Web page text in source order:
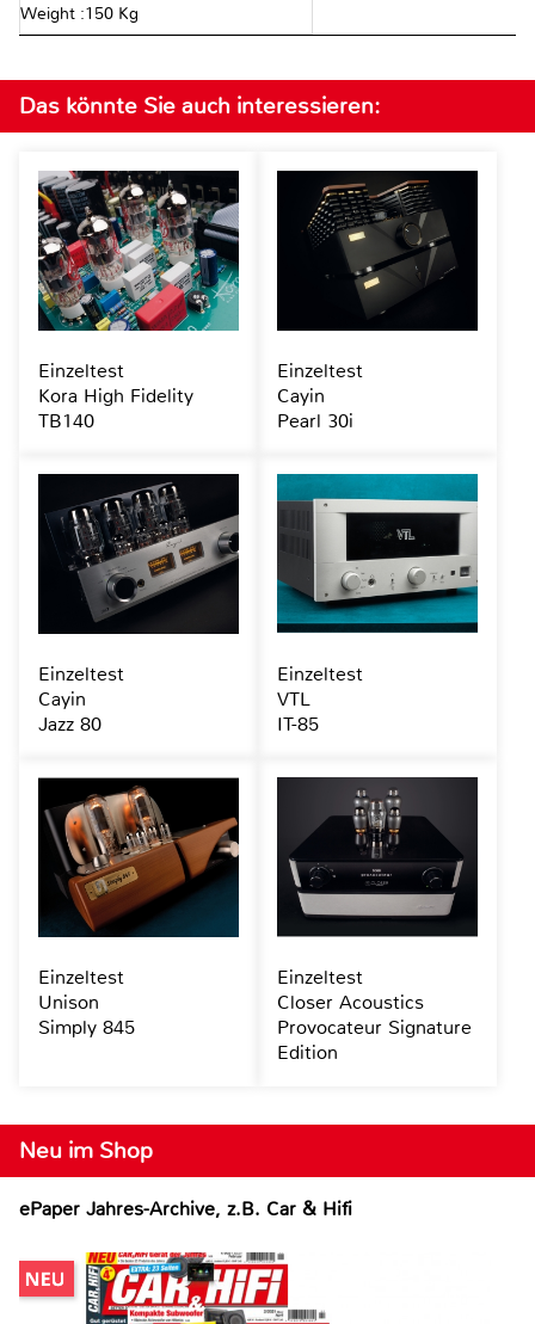
Weight :150 Kg
Neu im Shop
ePaper Jahres-Archive, z.B. Car & Hifi
Das könnte Sie auch interessieren:
Einzeltest
Kora High Fidelity
TB140
Einzeltest
Cayin
Pearl 30i
Einzeltest
Cayin
Jazz 80
Einzeltest
VTL
IT-85
Einzeltest
Unison
Simply 845
Einzeltest
Closer Acoustics
Provocateur Signature
Edition